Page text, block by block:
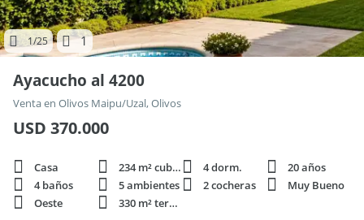
1/25 1
Ayacucho al 4200
Venta en Olivos Maipu/Uzal, Olivos
USD 370.000
Casa 234 m² cubie. 4 dorm.
20 años
4 baños
5 ambientes 2 cocheras
Muy Bueno
Oeste
330 m² terren.